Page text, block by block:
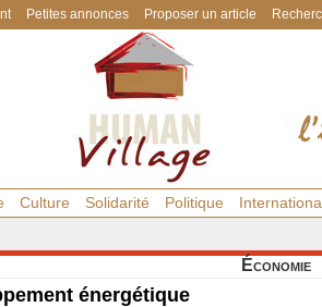
Petites annonces Proposer un article
Culture Solidarité Politique
Économie
énergétique